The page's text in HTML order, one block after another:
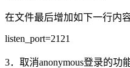
在文件最后增加如下一行内容
listen_port=2121
3．取消anonymous登录的功